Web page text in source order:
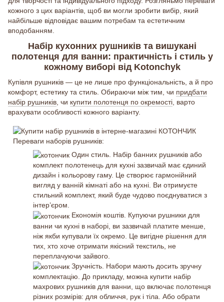
кожного з цих варіантів, щоб ви могли зробити вибір, який
найбільше відповідає вашим потребам та естетичним
вподобанням.
Набір кухонних рушників та вишукані
полотенця для ванни: практичність і стиль у
кожному виборі від Kotonchyk
Купівля рушників — це не лише про функціональність, а й про
комфорт, естетику та стиль. Обираючи між тим, чи придбати
набір рушників , чи купити полотенця по окремості , варто
врахувати особливості кожного варіанту.
Переваги наборів рушників:
Один стиль. Набір банних рушників або
комплект полотенець для кухні зазвичай має єдиний
дизайн і кольорову гаму. Це створює гармонійний
вигляд у ванній кімнаті або на кухні. Ви отримуєте
стильний комплект, який буде чудово поєднуватися з
інтер’єром.
Економія коштів. Купуючи рушники для
ванни чи кухні в наборі, ви зазвичай платите менше,
ніж якби купували їх окремо. Це вигідне рішення для
тих, хто хоче отримати якісний текстиль, не
переплачуючи зайвого.
Зручність. Набори мають досить зручну
комплектацію. До прикладу, можна купити набір
махрових рушників для ванни, що включає полотенця
різних розмірів: для обличчя, рук і тіла. Або обрати